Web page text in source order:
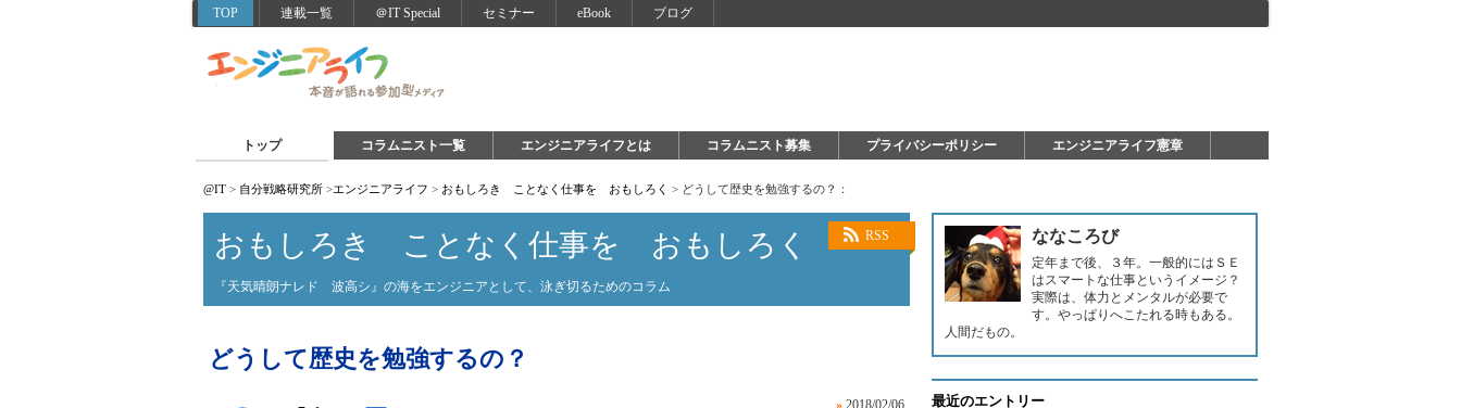
TOP 連載一覧 ＠IT Special セミナー eBook ブログ
トップ コラムニスト一覧 エンジニアライフとは コラムニスト募集 プライバシーポリシー エンジニアライフ憲章
@IT > 自分戦略研究所 >エンジニアライフ > おもしろき ことなく仕事を おもしろく > どうして歴史を勉強するの？：
RSS
おもしろき ことなく仕事を おもしろく
『天気晴朗ナレド 波高シ』の海をエンジニアとして、泳ぎ切るためのコラム
どうして歴史を勉強するの？
» 2018/02/06
ななころび
定年まで後、３年。一般的にはＳＥ
はスマートな仕事というイメージ？
実際は、体力とメンタルが必要で
す。やっぱりへこたれる時もある。
人間だもの。
最近のエントリー